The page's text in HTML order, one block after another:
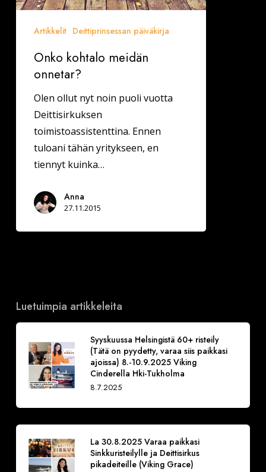
Artikkelit Deittiprinsessan päiväkirja
Onko kohtalo meidän
onnetar?
Olen ollut nyt noin puoli vuotta
Deittisirkuksen
toimistoassistenttina. Ennen
tuloani tähän yritykseen, en
tiennyt kuinka…
Anna
27.11.2015
Luetuimpia artikkeleita
Syyskuussa Helsingistä 60+ risteily
(Tätä on pyydetty, varaa siis paikkasi
ajoissa) 8.-10.9.2025 Viking
Cinderella Hki-Tukholma
8.7.2025
La 30.8.2025 Varaa paikkasi
Sinkkuristeilylle ja Deittisirkus
pikadeiteille (Viking Grace)